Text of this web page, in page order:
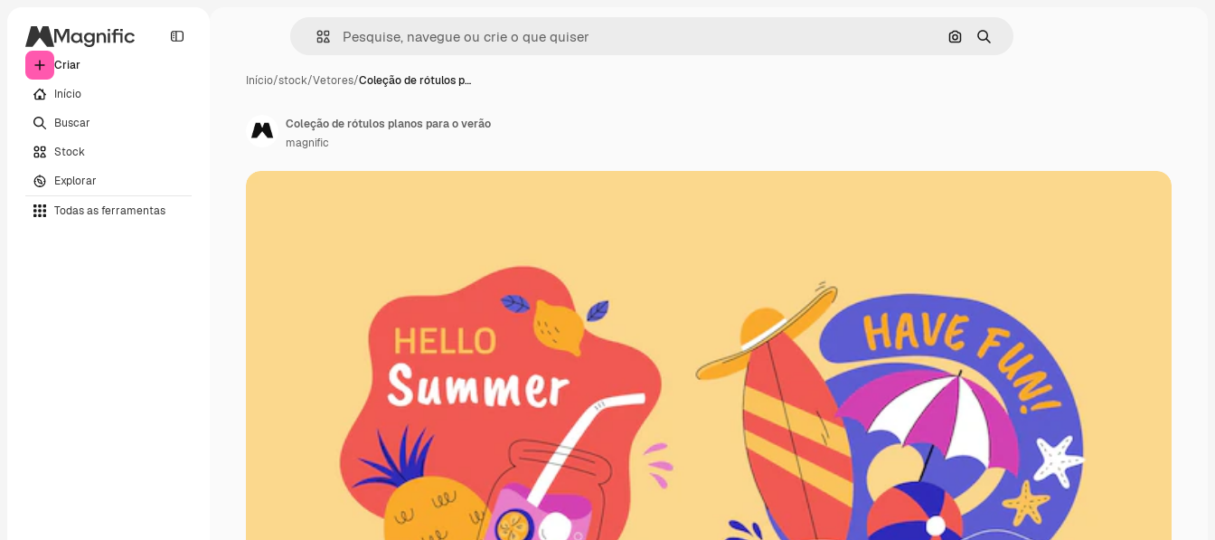
Criar
Início
Buscar
Stock
Explorar
Todas as ferramentas
Pesquisar por imagem
Buscar
Início/stock/Vetores/Coleção de rótulos p…
Coleção de rótulos planos para o verão
magnific